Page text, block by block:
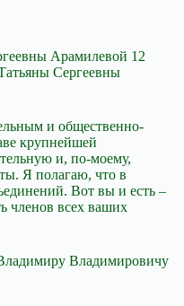
Арамилевой 12
Сергеевны
и общественно-
крупнейшей
и, по-моему,
Я полагаю, что в
Вот вы и есть –
членов всех ваших
Владимировичу